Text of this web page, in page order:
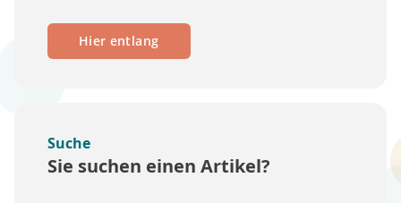
Hier entlang
Suche
Sie suchen einen Artikel?